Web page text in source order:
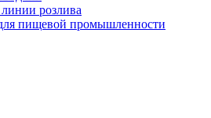
розлива
пищевой промышленности